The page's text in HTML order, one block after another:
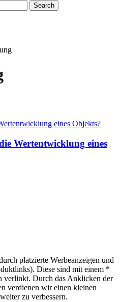
Search
Wertentwicklung eines
platzierte Werbeanzeigen und
Diese sind mit einem *
verlinkt. Durch das Anklicken der
verdienen wir einen kleinen
zu verbessern.